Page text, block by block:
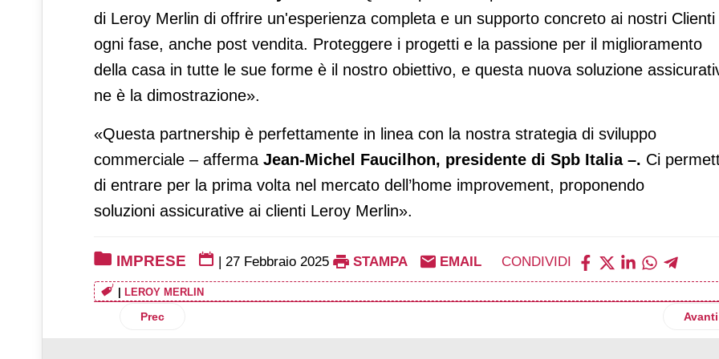
di Leroy Merlin di offrire un'esperienza completa e un supporto concreto ai nostri Clienti
ogni fase, anche post vendita. Proteggere i progetti e la passione per il miglioramento
della casa in tutte le sue forme è il nostro obiettivo, e questa nuova soluzione
ne è la dimostrazione».
«Questa partnership è perfettamente in linea con la nostra strategia di sviluppo
commerciale – afferma Jean-Michel Faucilhon, presidente di Spb Italia –. Ci
di entrare per la prima volta nel mercato dell’home improvement, proponendo
soluzioni assicurative ai clienti Leroy Merlin».
IMPRESE | 27 Febbraio 2025 STAMPA EMAIL CONDIVIDI
LEROY MERLIN
Articolo precedente: Alpeker entra nel mercato finlandese con Meyo
Prec Avanti